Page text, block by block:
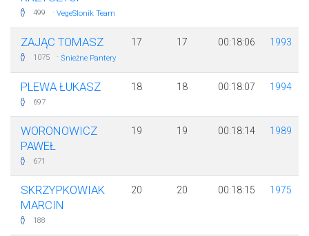
499 · VegeSlonik Team
ZAJĄC TOMASZ
1075 · Śnieżne Pantery
17 17 00:18:06 1993
PLEWA ŁUKASZ
697
18 18 00:18:07 1994
WORONOWICZ
PAWEŁ
671
19 19 00:18:14 1989
SKRZYPKOWIAK
MARCIN
188
20 20 00:18:15 1975